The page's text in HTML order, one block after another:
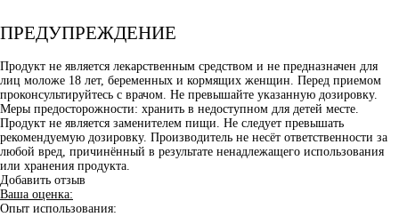
ПРЕДУПРЕЖДЕНИЕ
Продукт не является лекарственным средством и не предназначен для
лиц моложе 18 лет, беременных и кормящих женщин. Перед приемом
проконсультируйтесь с врачом. Не превышайте указанную дозировку.
Меры предосторожности: хранить в недоступном для детей месте.
Продукт не является заменителем пищи. Не следует превышать
рекомендуемую дозировку. Производитель не несёт ответственности за
любой вред, причинённый в результате ненадлежащего использования
или хранения продукта.
Добавить отзыв
Ваша оценка:
Опыт использования: